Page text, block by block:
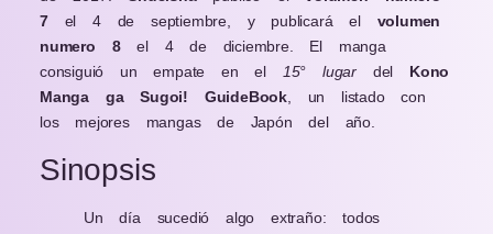
7el 4 de septiembre, y publicará el volumen
numero 8el 4 de diciembre. El manga
consiguió un empate en el 15° lugar del Kono
Manga ga Sugoi! GuideBook, un listado con
los mejores mangas de Japón del año.
Sinopsis
Un día sucedió algo extraño: todos